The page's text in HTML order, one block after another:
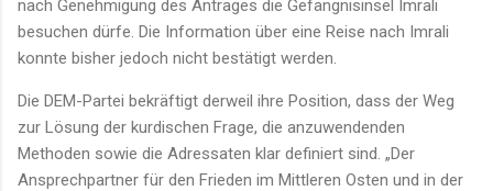
nach Genehmigung des Antrages die Gefängnisinsel Imrali
besuchen dürfe. Die Information über eine Reise nach Imrali
konnte bisher jedoch nicht bestätigt werden.
Die DEM-Partei bekräftigt derweil ihre Position, dass der Weg
zur Lösung der kurdischen Frage, die anzuwendenden
Methoden sowie die Adressaten klar definiert sind. „Der
Ansprechpartner für den Frieden im Mittleren Osten und in der